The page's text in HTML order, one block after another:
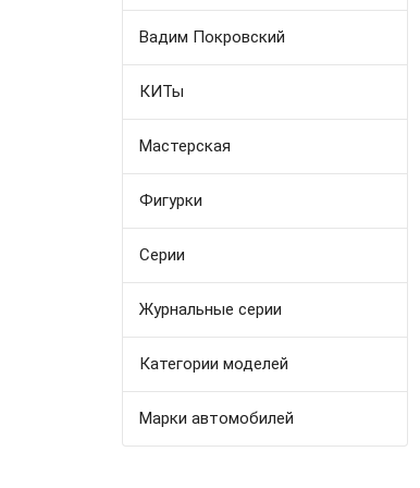
Вадим Покровский
КИТы
Мастерская
Фигурки
Серии
Журнальные серии
Категории моделей
Марки автомобилей